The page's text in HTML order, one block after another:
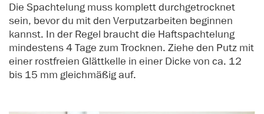
Die Spachtelung muss komplett durchgetrocknet
sein, bevor du mit den Verputzarbeiten beginnen
kannst. In der Regel braucht die Haftspachtelung
mindestens 4 Tage zum Trocknen. Ziehe den Putz mit
einer rostfreien Glättkelle in einer Dicke von ca. 12
bis 15 mm gleichmäßig auf.